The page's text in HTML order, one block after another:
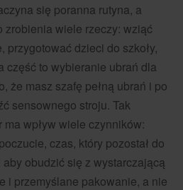
się poranna rutyna, a
zrobienia wiele rzeczy: wziąć
przygotować dzieci do szkoły,
część to wybieranie ubrań dla
że masz szafę pełną ubrań i po
sensownego stroju. Tak
wpływ wiele czynników:
czas, który pozostał do
obudzić się z wystarczającą
i przemyślane pakowanie, a nie